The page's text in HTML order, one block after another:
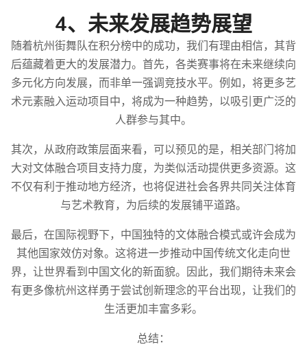
4、未来发展趋势展望
随着杭州街舞队在积分榜中的成功，我们有理由相信，其背
后蕴藏着更大的发展潜力。首先，各类赛事将在未来继续向
多元化方向发展，而非单一强调竞技水平。例如，将更多艺
术元素融入运动项目中，将成为一种趋势，以吸引更广泛的
人群参与其中。
其次，从政府政策层面来看，可以预见的是，相关部门将加
大对文体融合项目支持力度，为类似活动提供更多资源。这
不仅有利于推动地方经济，也将促进社会各界共同关注体育
与艺术教育，为后续的发展铺平道路。
最后，在国际视野下，中国独特的文体融合模式或许会成为
其他国家效仿对象。这将进一步推动中国传统文化走向世
界，让世界看到中国文化的新面貌。因此，我们期待未来会
有更多像杭州这样勇于尝试创新理念的平台出现，让我们的
生活更加丰富多彩。
总结：